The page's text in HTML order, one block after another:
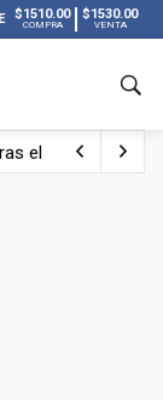
$1510.00
COMPRA
$1530.00
VENTA
el incidente con